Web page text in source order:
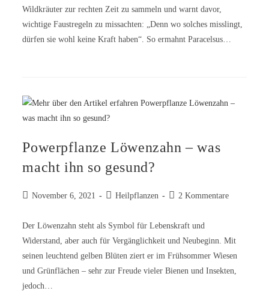
Wildkräuter zur rechten Zeit zu sammeln und warnt davor,
wichtige Faustregeln zu missachten: „Denn wo solches misslingt,
dürfen sie wohl keine Kraft haben“. So ermahnt Paracelsus…
Powerpflanze Löwenzahn – was
macht ihn so gesund?
November 6, 2021 Heilpflanzen 2 Kommentare
Der Löwenzahn steht als Symbol für Lebenskraft und
Widerstand, aber auch für Vergänglichkeit und Neubeginn. Mit
seinen leuchtend gelben Blüten ziert er im Frühsommer Wiesen
und Grünflächen – sehr zur Freude vieler Bienen und Insekten,
jedoch…